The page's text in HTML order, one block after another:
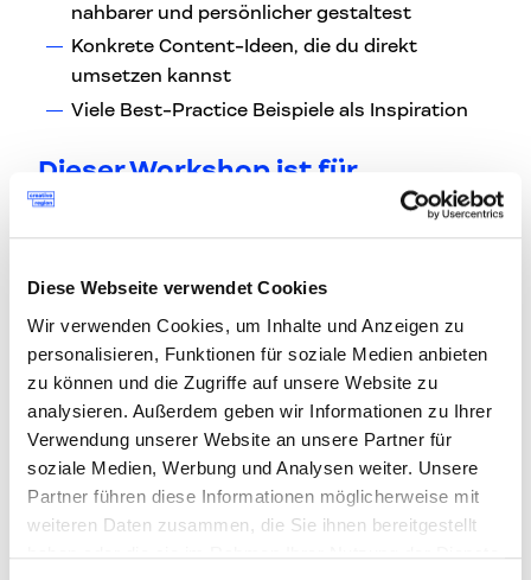
Diese Webseite verwendet Cookies
Wir verwenden Cookies, um Inhalte und Anzeigen zu
personalisieren, Funktionen für soziale Medien anbieten
zu können und die Zugriffe auf unsere Website zu
analysieren. Außerdem geben wir Informationen zu Ihrer
Verwendung unserer Website an unsere Partner für
soziale Medien, Werbung und Analysen weiter. Unsere
Partner führen diese Informationen möglicherweise mit
weiteren Daten zusammen, die Sie ihnen bereitgestellt
nahbarer und persönlicher gestaltest
Konkrete Content-Ideen, die du direkt
umsetzen kannst
Viele Best-Practice Beispiele als Inspiration
Dieser Workshop ist für
Content- und Social-Media-Verantwortliche,
bringen wollen
Marketing-Teams, die weg wollen von
austauschbaren Inhalten
Selbstständige und Kreative, die ihre eigene
Stimme stärken wollen
Alle, die Content mit echtem Impact
produzieren wollen
Maximal 15–20 Teilnehmende – für intensiven
Austausch und persönliche Antworten auf